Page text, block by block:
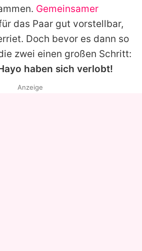
verwalten
Gemeinsamer
das Paar gut vorstellbar,
Doch bevor es dann so
zwei einen großen Schritt:
haben sich verlobt!
Anzeige